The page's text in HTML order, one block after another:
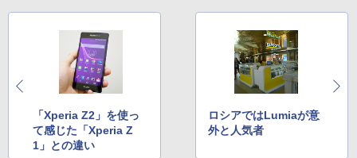
「Xperia Z2」を使っ
て感じた「Xperia Z
1」との違い
ロシアではLumiaが意
外と人気者